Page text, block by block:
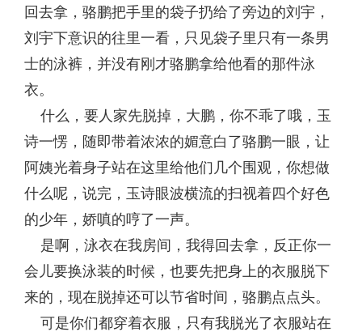
回去拿，骆鹏把手里的袋子扔给了旁边的刘宇，
刘宇下意识的往里一看，只见袋子里只有一条男
士的泳裤，并没有刚才骆鹏拿给他看的那件泳
衣。
什么，要人家先脱掉，大鹏，你不乖了哦，玉
诗一愣，随即带着浓浓的媚意白了骆鹏一眼，让
阿姨光着身子站在这里给他们几个围观，你想做
什么呢，说完，玉诗眼波横流的扫视着四个好色
的少年，娇嗔的哼了一声。
是啊，泳衣在我房间，我得回去拿，反正你一
会儿要换泳装的时候，也要先把身上的衣服脱下
来的，现在脱掉还可以节省时间，骆鹏点点头。
可是你们都穿着衣服，只有我脱光了衣服站在